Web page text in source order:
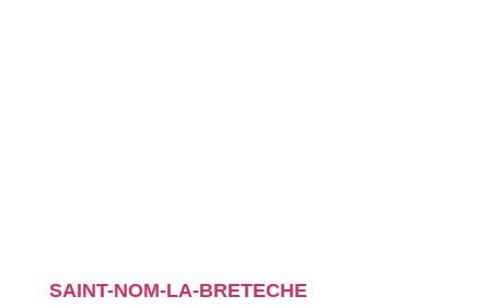
SAINT-NOM-LA-BRETECHE